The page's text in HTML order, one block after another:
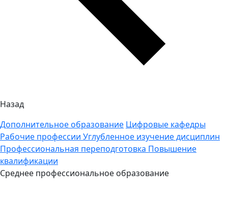
Назад
Дополнительное образование Цифровые кафедры
Рабочие профессии Углубленное изучение дисциплин
Профессиональная переподготовка Повышение
квалификации
Среднее профессиональное образование